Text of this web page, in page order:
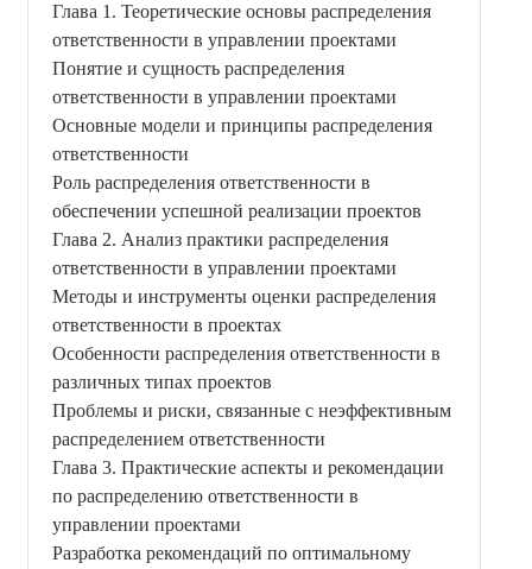
Глава 1. Теоретические основы распределения
ответственности в управлении проектами
Понятие и сущность распределения
ответственности в управлении проектами
Основные модели и принципы распределения
ответственности
Роль распределения ответственности в
обеспечении успешной реализации проектов
Глава 2. Анализ практики распределения
ответственности в управлении проектами
Методы и инструменты оценки распределения
ответственности в проектах
Особенности распределения ответственности в
различных типах проектов
Проблемы и риски, связанные с неэффективным
распределением ответственности
Глава 3. Практические аспекты и рекомендации
по распределению ответственности в
управлении проектами
Разработка рекомендаций по оптимальному